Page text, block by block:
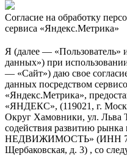
Согласие на обработку
сервиса «Яндекс.Метрика»
Я (далее — «Пользователь»
данных») при
— «Сайт») даю свое
данных посредством
«Яндекс.Метрика»,
«ЯНДЕКС», (119021, г.
Округ Хамовники, ул. Льва
содействия развитию
НЕДВИЖИМОСТЬ» (ИНН
Щербаковская, д. 3) , со